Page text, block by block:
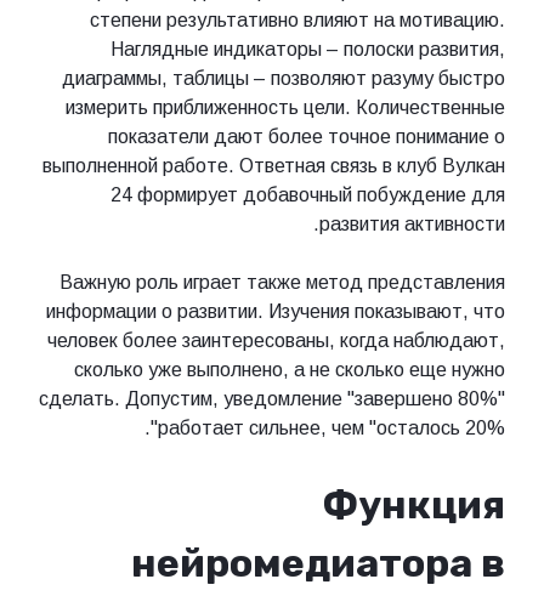
степени результативно влияют на мотивацию.
Наглядные индикаторы – полоски развития,
диаграммы, таблицы – позволяют разуму быстро
измерить приближенность цели. Количественные
показатели дают более точное понимание о
выполненной работе. Ответная связь в клуб Вулкан
24 формирует добавочный побуждение для
развития активности.
Важную роль играет также метод представления
информации о развитии. Изучения показывают, что
человек более заинтересованы, когда наблюдают,
сколько уже выполнено, а не сколько еще нужно
сделать. Допустим, уведомление "завершено 80%"
работает сильнее, чем "осталось 20%".
Функция
нейромедиатора в